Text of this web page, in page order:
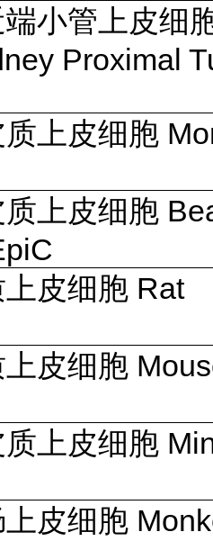
小管上皮细
Proximal
上皮细胞
上皮细胞
皮细胞 Rat
皮细胞
上皮细胞
皮细胞